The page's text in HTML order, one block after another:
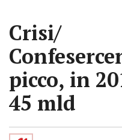
Crisi/
picco, in
45 mld